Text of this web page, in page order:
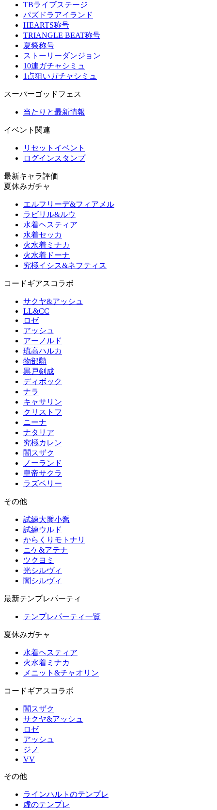
TBライブステージ
パズドラアイランド
HEARTS称号
TRIANGLE BEAT称号
夏祭称号
ストーリーダンジョン
10連ガチャシミュ
1点狙いガチャシミュ
スーパーゴッドフェス
当たりと最新情報
イベント関連
リセットイベント
ログインスタンプ
最新キャラ評価
夏休みガチャ
エルフリーデ&フィアメル
ラビリル&ルウ
水着ヘスティア
水着セッカ
火水着ミナカ
火水着ドーナ
究極イシス&ネフティス
コードギアスコラボ
サクヤ&アッシュ
LL&CC
ロゼ
アッシュ
アーノルド
琉高ハルカ
物部勲
黒戸剣成
ディボック
ナラ
キャサリン
クリストフ
ニーナ
ナタリア
究極カレン
闇スザク
ノーランド
皇帝サクラ
ラズベリー
その他
試練大喬小喬
試練ウルド
からくりモトナリ
ニケ&アテナ
ツクヨミ
光シルヴィ
闇シルヴィ
最新テンプレパーティ
テンプレパーティ一覧
夏休みガチャ
水着ヘスティア
火水着ミナカ
メニット&チャオリン
コードギアスコラボ
闇スザク
サクヤ&アッシュ
ロゼ
アッシュ
ジノ
VV
その他
ラインハルトのテンプレ
虚のテンプレ